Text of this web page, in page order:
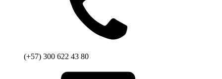
(+57) 300 622 43 80